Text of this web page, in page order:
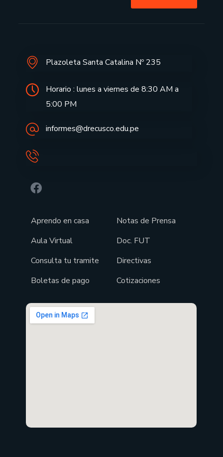
Plazoleta Santa Catalina Nº 235
Horario : lunes a viernes de 8:30 AM a
5:00 PM
informes@drecusco.edu.pe
Aprendo en casa
Aula Virtual
Consulta tu tramite
Boletas de pago
Notas de Prensa
Doc. FUT
Directivas
Cotizaciones